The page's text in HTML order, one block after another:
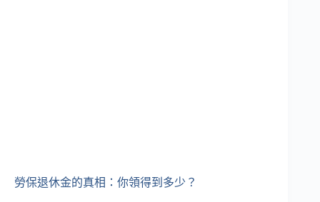
勞保退休金的真相：你領得到多少？